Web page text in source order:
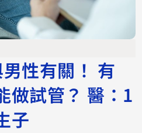
性有關！ 有
做試管？ 醫：1
子